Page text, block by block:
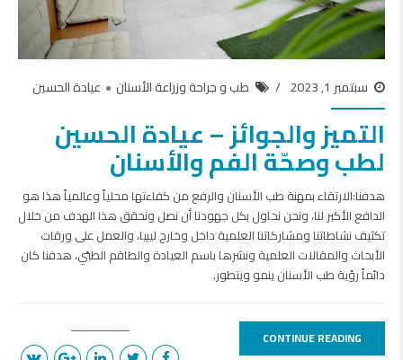
سبتمبر 1, 2023 طب و جراحة وزراعة الأسنان عيادة الحسين
التميز والجوائز – عيادة الحسين
لطب وصحّة الفم والأسنان
هدفنا:الارتقاء بمهنة طب الأسنان والرفع من كفاءتها محلياً وعالمياً هذا هو
الدافع الأكبر لنا، ونحن نحاول بكل جهودنا أن نصل ونحقق هذا الهدف من خلال
تكثيف نشاطاتنا ومشاركاتنا العلمية داخل وخارج ليبيا، والعمل على ورقات
الأبحاث والمقالات العلمية ونشرها باسم العيادة والطاقم الطبّي، هدفنا كان
دائماً رؤية طب الأسنان ينمو ويتطور.
CONTINUE READING